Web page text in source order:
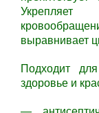
выравнивает
Подходит
здоровье и